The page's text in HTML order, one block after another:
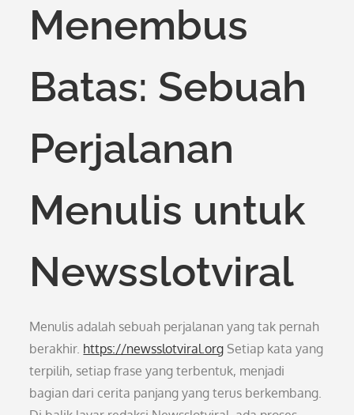
Menembus
Batas: Sebuah
Perjalanan
Menulis untuk
Newsslotviral
Menulis adalah sebuah perjalanan yang tak pernah
berakhir. https://newsslotviral.org Setiap kata yang
terpilih, setiap frase yang terbentuk, menjadi
bagian dari cerita panjang yang terus berkembang.